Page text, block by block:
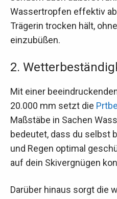
Wassertropfen effektiv
Trägerin trocken hält,
einzubüßen.
2.
Mit einer
20.000 mm setzt die
Maßstäbe in Sachen
bedeutet, dass du selbst
und Regen optimal
auf dein Skivergnügen
Darüber hinaus sorgt die